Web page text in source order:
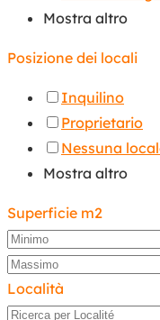
Mostra altro
Posizione dei locali
Inquilino
Proprietario
Nessuna
Mostra altro
Superficie m2
Località